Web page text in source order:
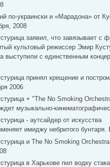
по-украински и «Марадона» от
2008
заявил, что завязывает с
культовый режиссер Эмир
выступили с единственным
принял крещение и
2006
+ "The No Smoking
музыкально-
- аутсайдер от искусства
имиджу небритого бунтаря.
и The No Smoking
в Харькове пил водку